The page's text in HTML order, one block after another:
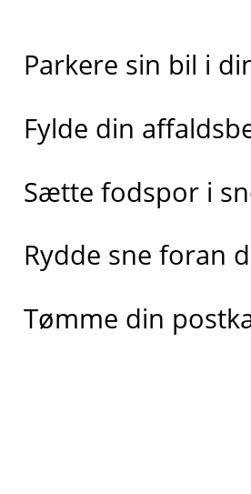
Parkere sin bil i
Fylde din
Sætte fodspor i
Rydde sne foran
Tømme din